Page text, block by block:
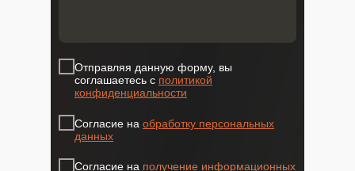
Отправляя данную форму, вы
соглашаетесь с политикой
конфиденциальности
Согласие на обработку персональных
данных
Согласие на получение информационных
О
нас